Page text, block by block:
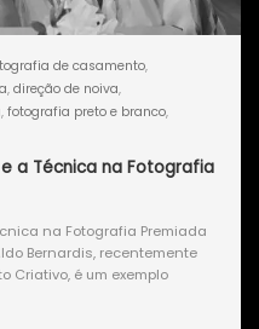
de casamento,
, direção de noiva,
, fotografia preto e branco,
a Técnica na Fotografia
na Fotografia Premiada
Bernardis, recentemente
Criativo, é um exemplo